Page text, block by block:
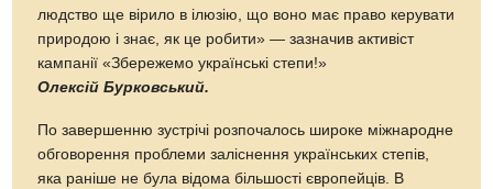
людство ще вірило в ілюзію, що воно має право керувати
природою і знає, як це робити» — зазначив активіст
кампанії «Збережемо українські степи!»
Олексій Бурковський.
По завершенню зустрічі розпочалось широке міжнародне
обговорення проблеми заліснення українських степів,
яка раніше не була відома більшості європейців. В